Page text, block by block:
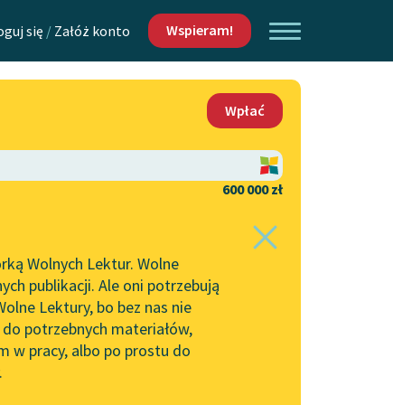
się / Załóż konto Wspieram!
Kontakt
O projekcie
Zasady wykorzystania
Wolnych Lektur
Logotypy
Materiały promocyjne
Wpłać
600 000 zł
Wolnych Lektur. Wolne
publikacji. Ale oni potrzebują
Lektury, bo bez nas nie
potrzebnych materiałów,
w pracy, albo po prostu do